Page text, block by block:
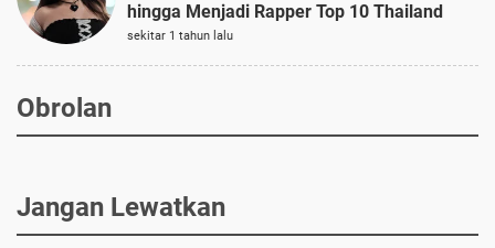
hingga Menjadi Rapper Top 10 Thailand
sekitar 1 tahun lalu
Obrolan
Jangan Lewatkan